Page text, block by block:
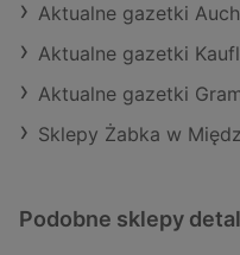
Aktualne gazetki
Aktualne gazetki
Aktualne gazetki
Sklepy Żabka w
Podobne sklepy